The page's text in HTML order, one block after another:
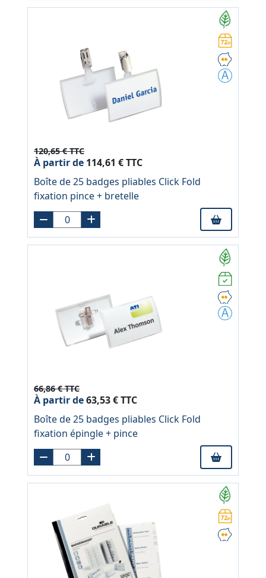
120,65 € TTC
À partir de 114,61 € TTC
Boîte de 25 badges pliables Click Fold
fixation pince + bretelle
66,86 € TTC
À partir de63,53 € TTC
Boîte de 25 badges pliables Click Fold
fixation épingle + pince